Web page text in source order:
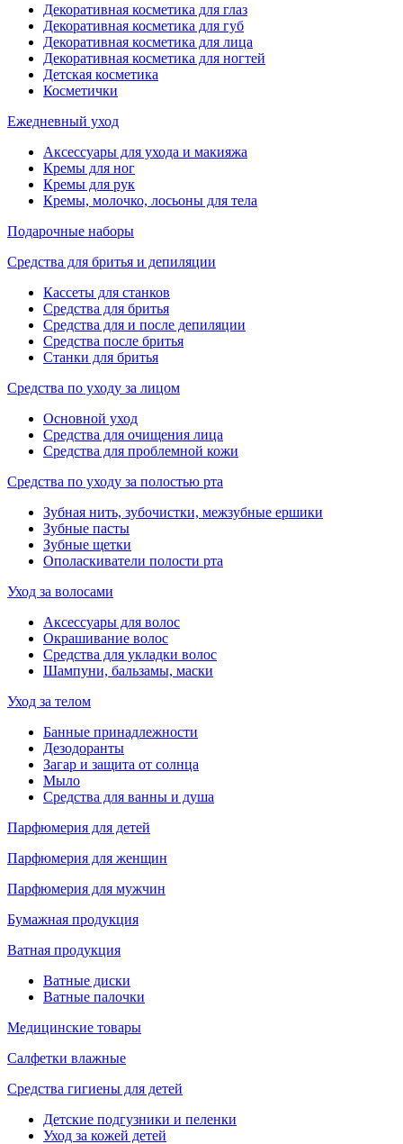
Декоративная косметика для глаз
Декоративная косметика для губ
Декоративная косметика для лица
Декоративная косметика для ногтей
Детская косметика
Косметички
Ежедневный уход
Аксессуары для ухода и макияжа
Кремы для ног
Кремы для рук
Кремы, молочко, лосьоны для тела
Подарочные наборы
Средства для бритья и депиляции
Кассеты для станков
Средства для бритья
Средства для и после депиляции
Средства после бритья
Станки для бритья
Средства по уходу за лицом
Основной уход
Средства для очищения лица
Средства для проблемной кожи
Средства по уходу за полостью рта
Зубная нить, зубочистки, межзубные ершики
Зубные пасты
Зубные щетки
Ополаскиватели полости рта
Уход за волосами
Аксессуары для волос
Окрашивание волос
Средства для укладки волос
Шампуни, бальзамы, маски
Уход за телом
Банные принадлежности
Дезодоранты
Загар и защита от солнца
Мыло
Средства для ванны и душа
Парфюмерия для детей
Парфюмерия для женщин
Парфюмерия для мужчин
Бумажная продукция
Ватная продукция
Ватные диски
Ватные палочки
Медицинские товары
Салфетки влажные
Средства гигиены для детей
Детские подгузники и пеленки
Уход за кожей детей